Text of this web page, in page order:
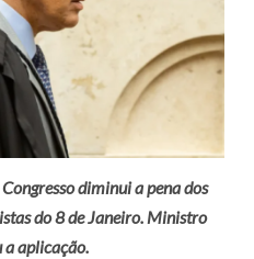
diminui a pena dos
do 8 de Janeiro. Ministro
a aplicação.